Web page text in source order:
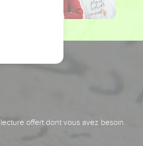
offert dont vous avez besoin.